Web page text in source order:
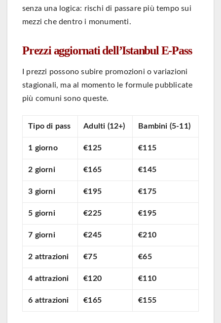
senza una logica: rischi di passare più tempo sui
mezzi che dentro i monumenti.
Prezzi aggiornati dell’Istanbul E-Pass
I prezzi possono subire promozioni o variazioni
stagionali, ma al momento le formule pubblicate
più comuni sono queste.
Tipo di pass Adulti (12+) Bambini (5-11)
1 giorno €125 €115
2 giorni €165 €145
3 giorni €195 €175
5 giorni €225 €195
7 giorni €245 €210
2 attrazioni €75 €65
4 attrazioni €120 €110
6 attrazioni €165 €155